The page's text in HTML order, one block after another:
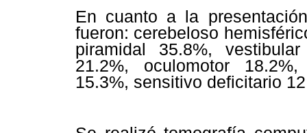
En cuanto a la
fueron: cerebeloso
piramidal 35.8%,
21.2%, oculomotor
15.3%, sensitivo deficitario